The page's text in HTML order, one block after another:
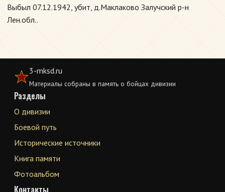
Выбыл 07.12.1942, убит, д.Маклаково Залучский р-н
Лен.обл..
3-mksd.ru
Материалы собраны в память о бойцах дивизии
Разделы
О дивизии
Боевой путь
Исторические источники
Книга памяти
Фотоальбом
Контакты